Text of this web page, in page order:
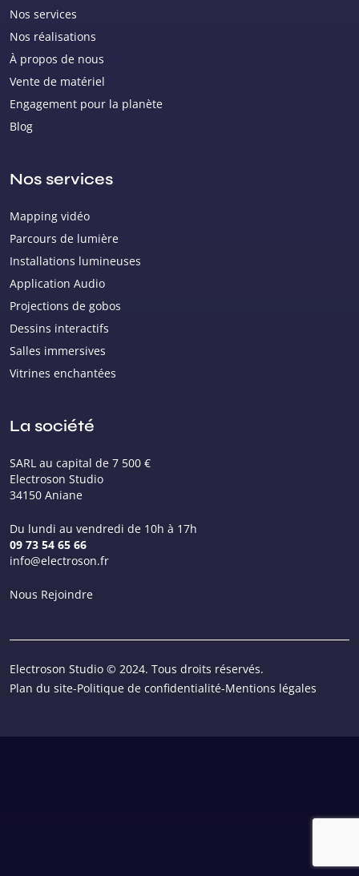
Nos services
Nos réalisations
À propos de nous
Vente de matériel
Engagement pour la planète
Blog
Nos services
Mapping vidéo
Parcours de lumière
Installations lumineuses
Application Audio
Projections de gobos
Dessins interactifs
Salles immersives
Vitrines enchantées
La société
SARL au capital de 7 500 €
Electroson Studio
34150 Aniane
Du lundi au vendredi de 10h à 17h
09 73 54 65 66
info@electroson.fr
Nous Rejoindre
Electroson Studio © 2024. Tous droits réservés.
Plan du site-Politique de confidentialité-Mentions légales